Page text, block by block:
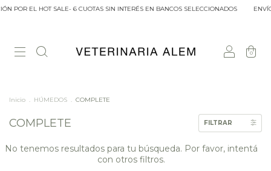
POR EL HOT SALE- 6 CUOTAS SIN INTERÉS EN BANCOS SELECCIONADOS
0
Inicio . HÚMEDOS . COMPLETE
COMPLETE FILTRAR
No tenemos resultados para tu búsqueda. Por favor, intentá
con otros filtros.